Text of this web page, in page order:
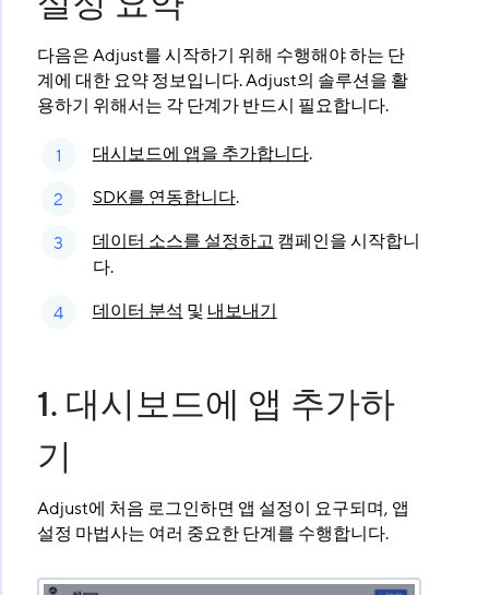
다음은 Adjust를 시작하기 위해 수행해야 하는 단
계에 대한 요약 정보입니다. Adjust의 솔루션을 활
용하기 위해서는 각 단계가 반드시 필요합니다.
대시보드에 앱을 추가합니다.
SDK를 연동합니다.
데이터 소스를 설정하고 캠페인을 시작합니
다.
데이터 분석 및 내보내기
1. 대시보드에 앱 추가하
기
Adjust에 처음 로그인하면 앱 설정이 요구되며, 앱
설정 마법사는 여러 중요한 단계를 수행합니다.